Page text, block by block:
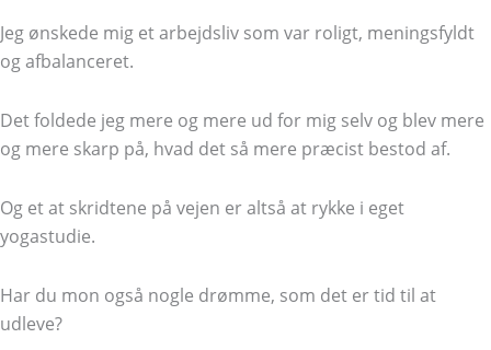
Jeg ønskede mig et arbejdsliv som var roligt, meningsfyldt
og afbalanceret.
Det foldede jeg mere og mere ud for mig selv og blev mere
og mere skarp på, hvad det så mere præcist bestod af.
Og et at skridtene på vejen er altså at rykke i eget
yogastudie.
Har du mon også nogle drømme, som det er tid til at
udleve?